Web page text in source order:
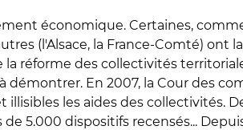
économique. Certaines,
(l'Alsace, la France-Comté) ont
réforme des collectivités
En 2007, la Cour des
les aides des collectivités.
5.000 dispositifs recensés...